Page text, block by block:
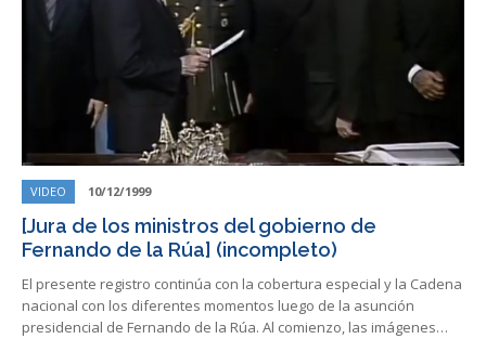
VIDEO 10/12/1999
[Jura de los ministros del gobierno de
Fernando de la Rúa] (incompleto)
El presente registro continúa con la cobertura especial y la Cadena
nacional con los diferentes momentos luego de la asunción
presidencial de Fernando de la Rúa. Al comienzo, las imágenes…